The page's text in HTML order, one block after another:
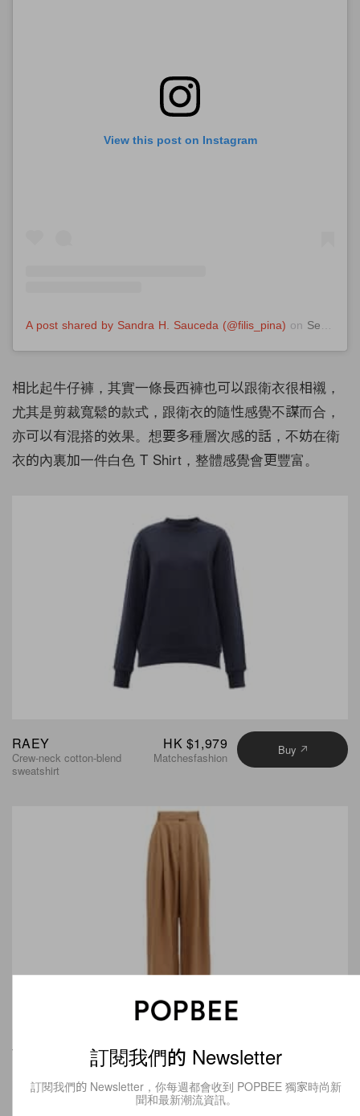
View this post on Instagram
A post shared by Sandra H. Sauceda (@filis_pina) on Sep 26, 2020 at 11:48am PDT
相比起牛仔褲，其實一條長西褲也可以跟衛衣很相襯，
尤其是剪裁寬鬆的款式，跟衛衣的隨性感覺不謀而合，
亦可以有混搭的效果。想要多種層次感的話，不妨在衛
衣的內裏加一件白色 T Shirt，整體感覺會更豐富。
RAEY
Crew-neck cotton-blend
sweatshirt
HK $1,979
Matchesfashion Buy
THREE GRACES
Molly high-rise linen trousers
HK $4,125
Matchesfashion Buy
訂閱我們的 Newsletter
訂閱我們的 Newsletter，你每週都會收到 POPBEE 獨家時尚新
聞和最新潮流資訊。